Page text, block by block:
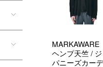
MARKAWARE
ヘンプ天竺 / ジ
パニーズカー